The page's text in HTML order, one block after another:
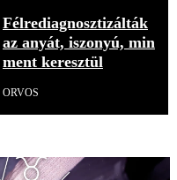
Félrediagnosztizálták
az anyát, iszonyú, min
ment keresztül
ORVOS